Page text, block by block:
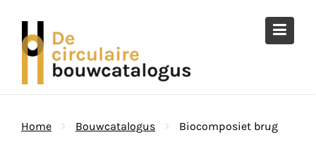
naar
inhoud
Home Bouwcatalogus Biocomposiet brug